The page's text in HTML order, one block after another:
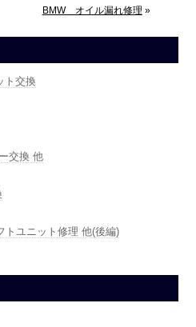
BMW オイル漏れ修理 »
ト交換
交換 他
ユニット修理 他(後編)